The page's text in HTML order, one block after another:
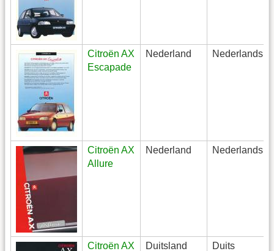
Citroën AX
Escapade
Nederland Nederlands
Citroën AX
Allure
Nederland Nederlands
Citroën AX Duitsland Duits